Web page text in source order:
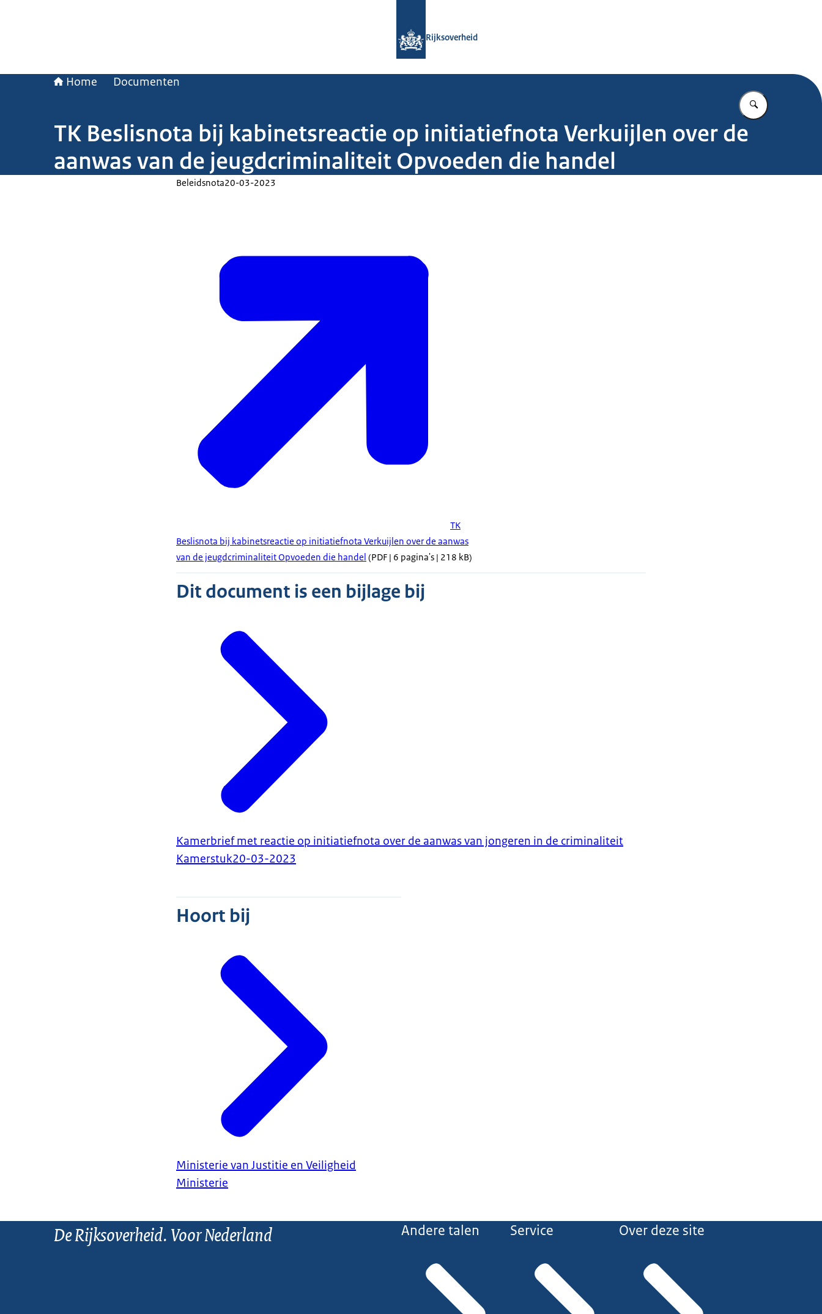
Rijksoverheid
Home Documenten
Vul in wat u
TK Beslisnota bij kabinetsreactie op initiatiefnota Verkuijlen over de
aanwas van de jeugdcriminaliteit Opvoeden die handel
Beleidsnota20-03-2023
TK
Beslisnota bij kabinetsreactie op initiatiefnota Verkuijlen over de aanwas
van de jeugdcriminaliteit Opvoeden die handel (PDF | 6 pagina's | 218 kB)
Dit document is een bijlage bij
Kamerbrief met reactie op initiatiefnota over de aanwas van jongeren in de criminaliteit
Kamerstuk20-03-2023
Hoort bij
Ministerie van Justitie en Veiligheid
Ministerie
De Rijksoverheid. Voor Nederland Andere talen Service Over deze site